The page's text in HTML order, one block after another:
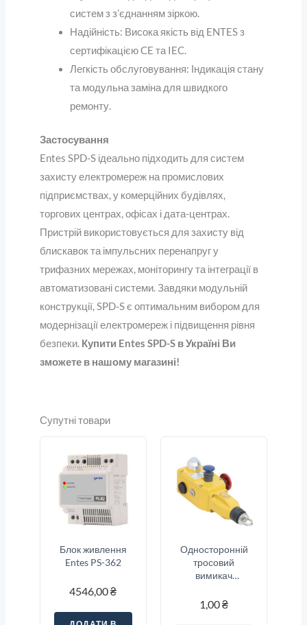
систем з з’єднанням зіркою.
Надійність: Висока якість від ENTES з
сертифікацією CE та IEC.
Легкість обслуговування: Індикація стану
та модульна заміна для швидкого
ремонту.
Застосування
Entes SPD-S ідеально підходить для систем
захисту електромереж на промислових
підприємствах, у комерційних будівлях,
торгових центрах, офісах і дата-центрах.
Пристрій використовується для захисту від
блискавок та імпульсних перенапруг у
трифазних мережах, моніторингу та інтеграції в
автоматизовані системи. Завдяки модульній
конструкції, SPD-S є оптимальним вибором для
модернізації електромереж і підвищення рівня
безпеки. Купити Entes SPD-S в Україні Ви
зможете в нашому магазині!
Супутні товари
Блок живлення
Entes PS-362
4546,00₴
Односторонній
тросовий
вимикач
зупинки Sitec
1,00₴